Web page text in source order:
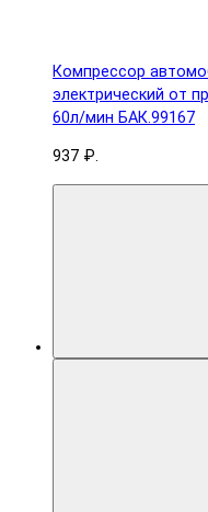
Компрессор
электрический от
60л/мин БАК.99167
937 ₽.